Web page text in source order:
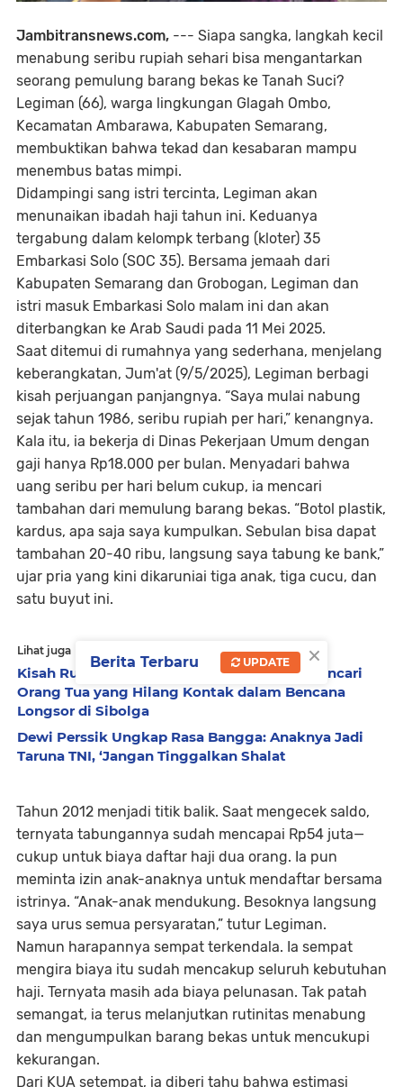
Jambitransnews.com, --- Siapa sangka, langkah kecil
menabung seribu rupiah sehari bisa mengantarkan
seorang pemulung barang bekas ke Tanah Suci?
Legiman (66), warga lingkungan Glagah Ombo,
Kecamatan Ambarawa, Kabupaten Semarang,
membuktikan bahwa tekad dan kesabaran mampu
menembus batas mimpi.
Didampingi sang istri tercinta, Legiman akan
menunaikan ibadah haji tahun ini. Keduanya
tergabung dalam kelompk terbang (kloter) 35
Embarkasi Solo (SOC 35). Bersama jemaah dari
Kabupaten Semarang dan Grobogan, Legiman dan
istri masuk Embarkasi Solo malam ini dan akan
diterbangkan ke Arab Saudi pada 11 Mei 2025.
Saat ditemui di rumahnya yang sederhana, menjelang
keberangkatan, Jum'at (9/5/2025), Legiman berbagi
kisah perjuangan panjangnya. “Saya mulai nabung
sejak tahun 1986, seribu rupiah per hari,” kenangnya.
Kala itu, ia bekerja di Dinas Pekerjaan Umum dengan
gaji hanya Rp18.000 per bulan. Menyadari bahwa
uang seribu per hari belum cukup, ia mencari
tambahan dari memulung barang bekas. “Botol plastik,
kardus, apa saja saya kumpulkan. Sebulan bisa dapat
tambahan 20-40 ribu, langsung saya tabung ke bank,”
ujar pria yang kini dikaruniai tiga anak, tiga cucu, dan
satu buyut ini.
Lihat juga
Kisah Rusman yang Rela Berjalan 117 KM, Mencari
Orang Tua yang Hilang Kontak dalam Bencana
Longsor di Sibolga
Dewi Perssik Ungkap Rasa Bangga: Anaknya Jadi
Taruna TNI, ‘Jangan Tinggalkan Shalat
Tahun 2012 menjadi titik balik. Saat mengecek saldo,
ternyata tabungannya sudah mencapai Rp54 juta—
cukup untuk biaya daftar haji dua orang. Ia pun
meminta izin anak-anaknya untuk mendaftar bersama
istrinya. “Anak-anak mendukung. Besoknya langsung
saya urus semua persyaratan,” tutur Legiman.
Namun harapannya sempat terkendala. Ia sempat
mengira biaya itu sudah mencakup seluruh kebutuhan
haji. Ternyata masih ada biaya pelunasan. Tak patah
semangat, ia terus melanjutkan rutinitas menabung
dan mengumpulkan barang bekas untuk mencukupi
kekurangan.
Dari KUA setempat, ia diberi tahu bahwa estimasi
×
Berita Terbaru UPDATE